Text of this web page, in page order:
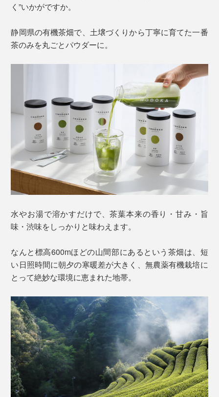
く”いかがですか。
静岡県の有機茶畑で、土壌づくりから丁寧に育てた一番
茶のみを丸ごとパウダーに。
水やお湯で溶かすだけで、茶葉本来の香り・甘み・旨
味・渋味をしっかりと味わえます。
なんと標高600mほどの山間部にあるという茶畑は、短
い日照時間に朝夕の寒暖差が大きく、無農薬有機栽培に
とって絶妙な環境に恵まれた地帯。